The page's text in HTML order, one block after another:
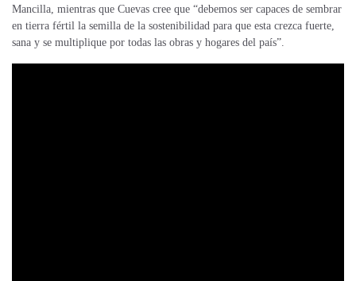
Mancilla, mientras que Cuevas cree que “debemos ser capaces de sembrar
en tierra fértil la semilla de la sostenibilidad para que esta crezca fuerte,
sana y se multiplique por todas las obras y hogares del país”.